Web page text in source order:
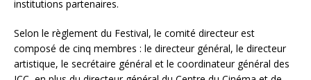
institutions partenaires.
Selon le règlement du Festival, le comité directeur est
composé de cinq membres : le directeur général, le directeur
artistique, le secrétaire général et le coordinateur général des